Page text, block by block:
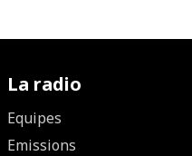
La radio
Equipes
Emissions